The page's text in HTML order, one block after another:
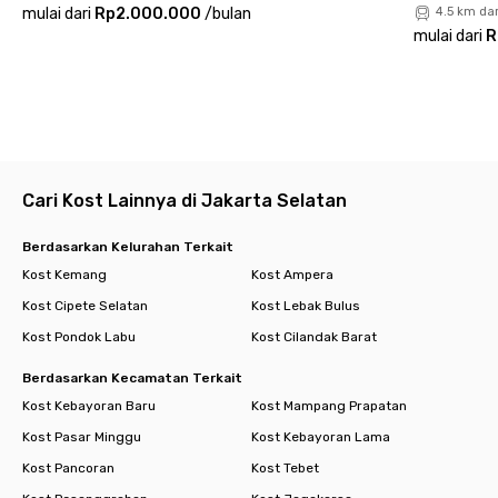
mulai dari Rp2.000.000 /bulan 4.5 km
mulai dari
Cari Kost Lainnya di Jakarta Selatan
Berdasarkan Kelurahan Terkait
Kost Kemang
Kost Ampera
Kost Cipete Selatan
Kost Lebak Bulus
Kost Pondok Labu
Kost Cilandak Barat
Berdasarkan Kecamatan Terkait
Kost Kebayoran Baru
Kost Mampang Prapatan
Kost Pasar Minggu
Kost Kebayoran Lama
Kost Pancoran
Kost Tebet